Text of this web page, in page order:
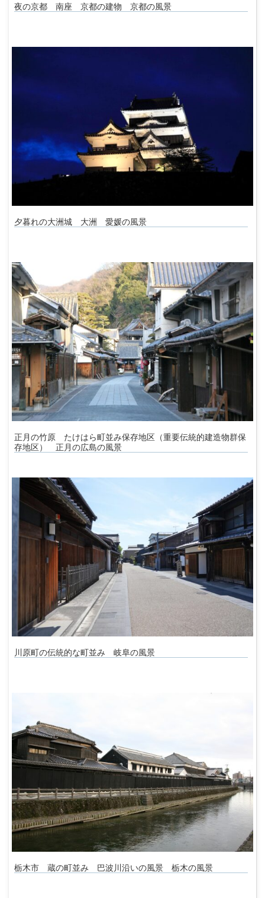
夜の京都 南座 京都の建物 京都の風景
夕暮れの大洲城 大洲 愛媛の風景
正月の竹原 たけはら町並み保存地区（重要伝統的建造物群保
存地区） 正月の広島の風景
川原町の伝統的な町並み 岐阜の風景
栃木市 蔵の町並み 巴波川沿いの風景 栃木の風景